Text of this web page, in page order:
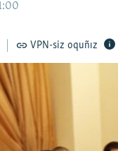
VPN-siz oquñız